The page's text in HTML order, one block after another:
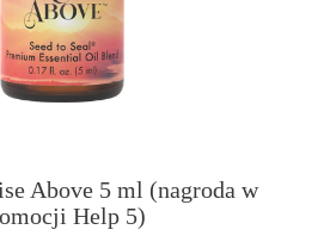
Above 5 ml (nagroda w
Help 5)